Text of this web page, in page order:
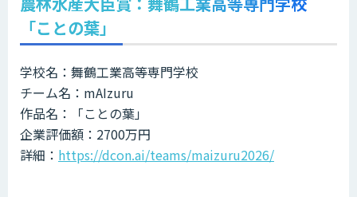
「ことの葉」
学校名：舞鶴工業高等専門学校
チーム名：mAIzuru
作品名：「ことの葉」
企業評価額：2700万円
詳細： https://dcon.ai/teams/maizuru2026/